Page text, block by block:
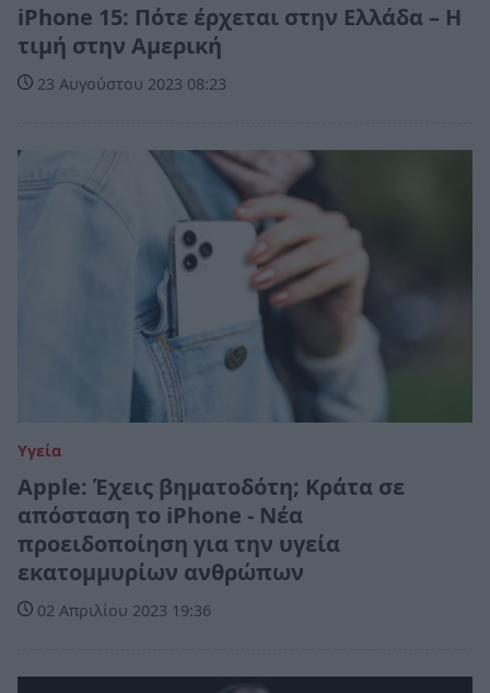
iPhone 15: Πότε έρχεται στην Ελλάδα – Η
τιμή στην Αμερική
23 Αυγούστου 2023 08:23
Υγεία
Apple: Έχεις βηματοδότη; Κράτα σε
απόσταση το iPhone - Νέα
προειδοποίηση για την υγεία
εκατομμυρίων ανθρώπων
02 Απριλίου 2023 19:36